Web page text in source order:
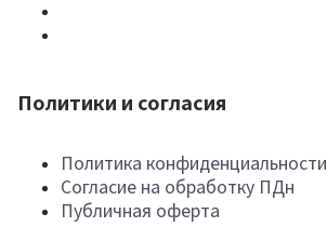
Политики и согласия
Политика конфиденциальности
Согласие на обработку ПДн
Публичная оферта